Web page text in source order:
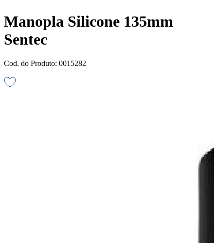
Manopla Silicone 135mm
Sentec
Cod. do Produto: 0015282